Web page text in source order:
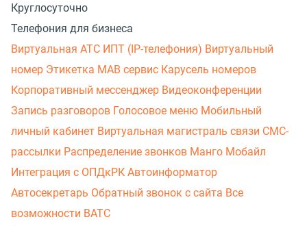
Круглосуточно
Телефония для бизнеса
Виртуальная АТС ИПТ (IP-телефония) Виртуальный
номер Этикетка МАВ сервис Карусель номеров
Корпоративный мессенджер Видеоконференции
Запись разговоров Голосовое меню Мобильный
личный кабинет Виртуальная магистраль связи СМС-
рассылки Распределение звонков Манго Мобайл
Интеграция с ОПДкРК Автоинформатор
Автосекретарь Обратный звонок с сайта Все
возможности ВАТС